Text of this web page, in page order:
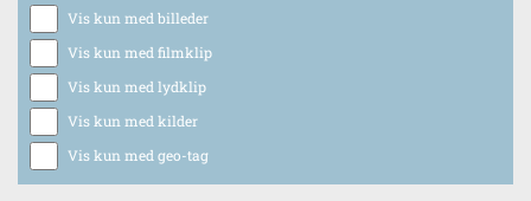
Vis kun med billeder
Vis kun med filmklip
Vis kun med lydklip
Vis kun med kilder
Vis kun med geo-tag